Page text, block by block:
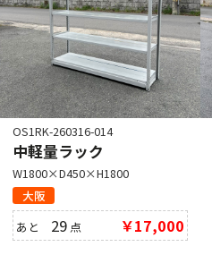
OS1RK-260316-014
中軽量ラック
W1800×D450×H1800
大阪
あと 29 点 ￥17,000